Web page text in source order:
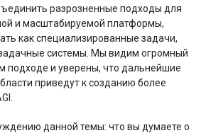
разрозненные подходы для
и масштабируемой платформы,
как специализированные задачи,
системы. Мы видим огромный
подходе и уверены, что дальнейшие
приведут к созданию более
данной темы: что вы думаете о